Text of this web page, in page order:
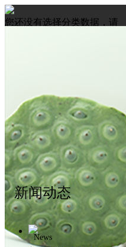
您还没有选择分类数据，请
新闻动态
News